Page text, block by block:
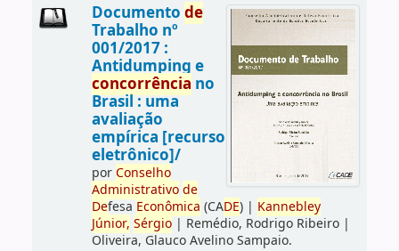
Documento de
Trabalho nº
001/2017 :
Antidumping e
concorrência no
Brasil : uma
avaliação
empírica [recurso
eletrônico]/
porConselho
Administrativo de
Defesa Econômica (CADE)| Kannebley
Júnior, Sérgio| Remédio, Rodrigo Ribeiro|
Oliveira, Glauco Avelino Sampaio.